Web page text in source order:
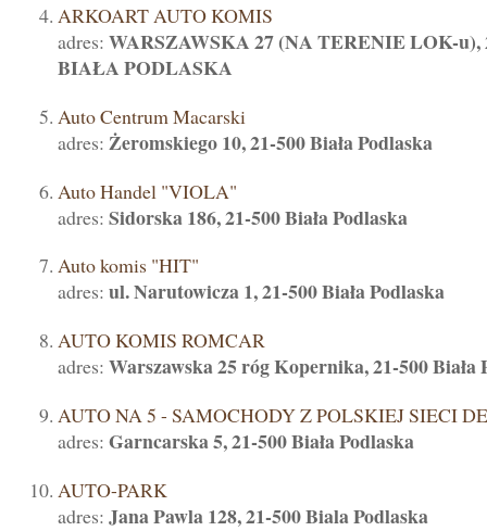
ARKOART AUTO KOMIS
adres: WARSZAWSKA 27 (NA TERENIE LOK-u),
BIAŁA PODLASKA
Auto Centrum Macarski
adres: Żeromskiego 10, 21-500 Biała Podlaska
Auto Handel "VIOLA"
adres: Sidorska 186, 21-500 Biała Podlaska
Auto komis "HIT"
adres: ul. Narutowicza 1, 21-500 Biała Podlaska
AUTO KOMIS ROMCAR
adres: Warszawska 25 róg Kopernika, 21-500 Biała
AUTO NA 5 - SAMOCHODY Z POLSKIEJ SIECI
adres: Garncarska 5, 21-500 Biała Podlaska
AUTO-PARK
adres: Jana Pawla 128, 21-500 Biala Podlaska